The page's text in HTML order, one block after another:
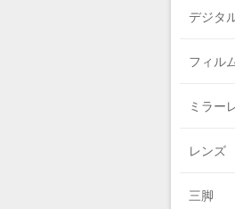
DEKO
DOMKE
デジタ
フィル
ミラー
レンズ
三脚